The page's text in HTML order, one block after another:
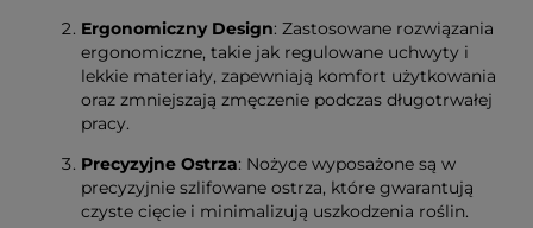
Ergonomiczny Design: Zastosowane rozwiązania
ergonomiczne, takie jak regulowane uchwyty i
lekkie materiały, zapewniają komfort użytkowania
oraz zmniejszają zmęczenie podczas długotrwałej
pracy.
Precyzyjne Ostrza: Nożyce wyposażone są w
precyzyjnie szlifowane ostrza, które gwarantują
czyste cięcie i minimalizują uszkodzenia roślin.